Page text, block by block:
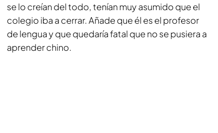
se lo creían del todo, tenían muy asumido que el
colegio iba a cerrar. Añade que él es el profesor
de lengua y que quedaría fatal que no se pusiera a
aprender chino.